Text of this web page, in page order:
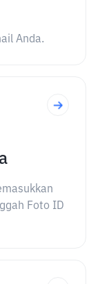
Anda.
Foto ID